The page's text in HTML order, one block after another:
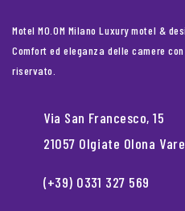
Motel MO.OM Milano Luxury motel &
Comfort ed eleganza delle camere
riservato.
Via San Francesco, 15
21057 Olgiate Olona
(+39) 0331 327 569